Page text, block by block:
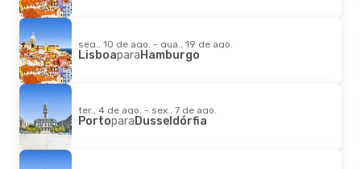
seg., 10 de ago. - qua., 19 de ago.
LisboaparaHamburgo
ter., 4 de ago. - sex., 7 de ago.
PortoparaDusseldórfia